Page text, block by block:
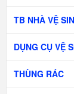
TB NHÀ VỆ
DỤNG CỤ VỆ
THÙNG RÁC